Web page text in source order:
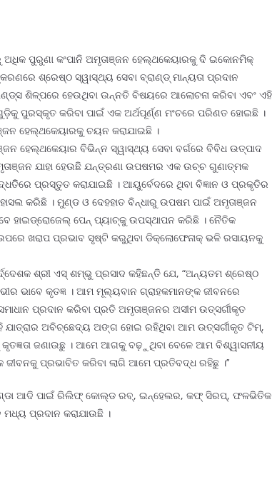
ଅଧିକ ପୁରୁଣା କଂପାନି ଅମୃତାଞ୍ଜନ ହେଲ୍‌ଥକେୟାରକୁ ଦି ଇକୋନମିକ୍
ଶ୍ରେଷ୍ଠ ସ୍ୱାସ୍ଥ୍ୟ ସେବା ବ୍ରାଣ୍ଡ୍ ମାନ୍ୟତା ପ୍ରଦାନ
ଶିଳ୍ପରେ ହେଉଥିବା ଉନ୍ନତି ବିଷୟରେ ଆଲୋଚନା କରିବା ଏବଂ ଏହି
ପୁରସ୍କୃତ କରିବା ପାଇଁ ଏକ ଅର୍ଥପୂର୍ଣ୍ଣ ମଂଚରେ ପରିଣତ ହୋଇଛି ।
ହେଲ୍‌ଥକେୟାରକୁ ଚୟନ କରାଯାଇଛି ।
ବିଭିନ୍ନ ସ୍ୱାସ୍ଥ୍ୟ ସେବା ବର୍ଗରେ ବିବିଧ ଉତ୍ପାଦ
ଯାହା ହେଉଛି ଯନ୍ତ୍ରଣା ଉପଷମର ଏକ ଉଚ୍ଚ ଗୁଣାତ୍ମକ
ପ୍ରସ୍ତୁତ କରାଯାଇଛି । ଆୟୁର୍ବେଦରେ ଥିବା ବିଜ୍ଞାନ ଓ ପ୍ରକୃତିର
କରିଛି । ମୁଣ୍ଡ ଓ ଦେହହାତ ବିନ୍ଧାରୁ ଉପଷମ ପାଇଁ ଅମୃତାଞ୍ଜନ
ହାଇଡ୍ରୋଜେଲ୍ ପେନ୍ ପ୍ୟାଚ୍‌କୁ ଉପସ୍ଥାପନ କରିଛି । ନୈତିକ
ଖରାପ ପ୍ରଭାବ ସୃଷ୍ଟି କରୁଥିବା ଡିକ୍ଲୋଫେନାକ୍ ଭଳି ରସାୟନକୁ
ଶ୍ରୀ ଏସ୍ ଶମ୍ଭୁ ପ୍ରସାଦ କହିଛନ୍ତି ଯେ, “ଅନ୍ୟତମ ଶ୍ରେଷ୍ଠ
ଭାବେ କୃତଜ୍ଞ । ଆମ ମୂଲ୍ୟବାନ ଗ୍ରାହକମାନଙ୍କ ଜୀବନରେ
ପ୍ରଦାନ କରିବା ପ୍ରତି ଅମୃତାଞ୍ଜନର ଅସୀମ ଉତ୍ସର୍ଗୀକୃତ
ଅବିଚ୍ଛେଦ୍ୟ ଅଙ୍ଗ ହୋଇ ରହିଥିବା ଆମ ଉତ୍ସର୍ଗୀକୃତ ଟିମ୍‌,
ଜଣାଉଛୁ । ଆମେ ଆଗକୁ ବଢ଼ୁଥିବା ବେଳେ ଆମ ବିଶ୍ୱାସନୀୟ
ପ୍ରଭାବିତ କରିବା ଲାଗି ଆମେ ପ୍ରତିବଦ୍ଧ ରହିଛୁ ।’’
ଆଦି ପାଇଁ ରିଲିଫ୍ କୋଲ୍ଡ ରବ୍‌, ଇନ୍‌ହେଲର, କଫ୍ ସିରପ୍‌, ଫଳଭିତିକ
ପ୍ରଦାନ କରାଯାଉଛି ।